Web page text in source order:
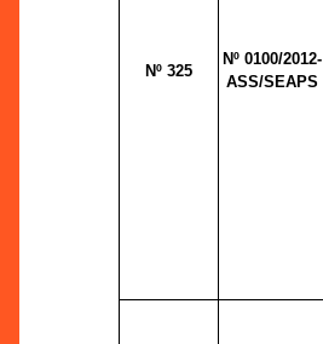
Nº 325
Nº 0100/2012-
ASS/SEAPS